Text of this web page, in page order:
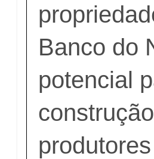
Banco do
potencial